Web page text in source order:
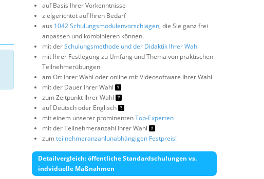
auf Basis Ihrer Vorkenntnisse
zielgerichtet auf Ihren Bedarf
aus 1042 Schulungsmodulenvorschlägen, die Sie ganz frei
anpassen und kombinieren können.
mit derSchulungsmethode und der Didaktik Ihrer Wahl
mit Ihrer Festlegung zu Umfang und Thema von praktischen
Teilnehmerübungen
am Ort Ihrer Wahl oder online mit Videosoftware Ihrer Wahl
mit der Dauer Ihrer Wahl
zum Zeitpunkt Ihrer Wahl
auf Deutsch oder Englisch
mit einem unserer prominentenTop-Experten
mit der Teilnehmeranzahl Ihrer Wahl
zumteilnehmeranzahlunabhängigen Festpreis!
Detailvergleich: öffentliche Standardschulungen vs.
indviduelle Maßnahmen